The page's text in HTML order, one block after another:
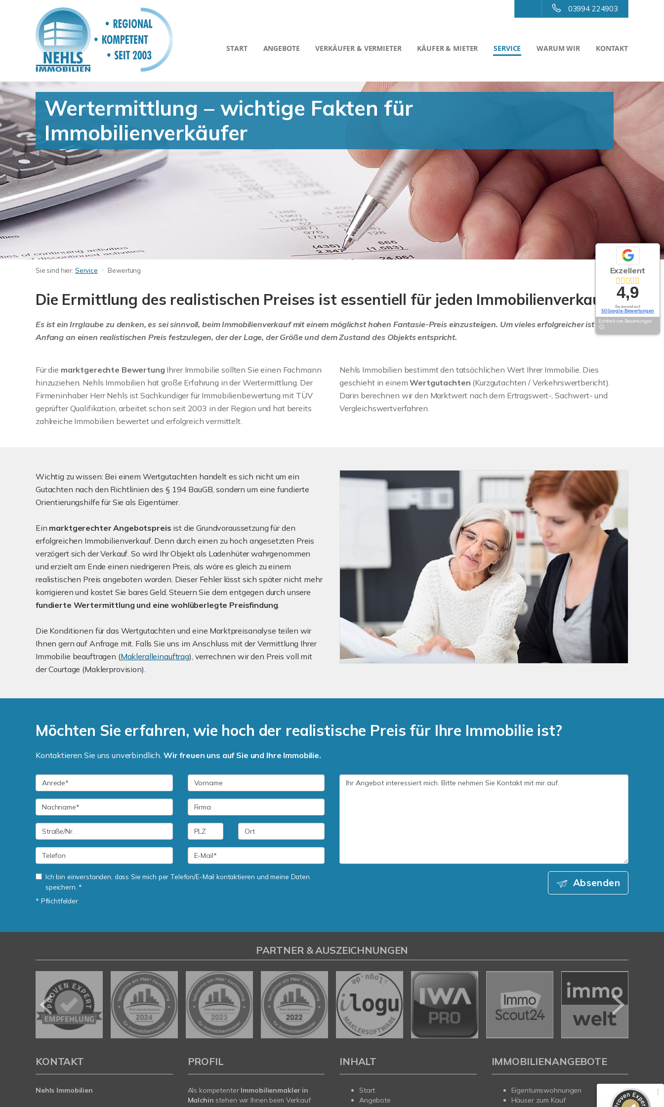
03994 224903
START ANGEBOTE VERKÄUFER & VERMIETER KÄUFER & MIETER SERVICE WARUM WIR KONTAKT
Wertermittlung – wichtige Fakten für
Immobilienverkäufer
Sie sind hier: Service Bewertung
Die Ermittlung des realistischen Preises ist essentiell für jeden Immobilienverkauf.
Es ist ein Irrglaube zu denken, es sei sinnvoll, beim Immobilienverkauf mit einem möglichst hohen Fantasie-Preis einzusteigen. Um vieles erfolgreicher ist es, von
Anfang an einen realistischen Preis festzulegen, der der Lage, der Größe und dem Zustand des Objekts entspricht.
Für die marktgerechte Bewertung Ihrer Immobilie sollten Sie einen Fachmann
hinzuziehen. Nehls Immobilien hat große Erfahrung in der Wertermittlung. Der
Firmeninhaber Herr Nehls ist Sachkundiger für Immobilienbewertung mit TÜV
geprüfter Qualifikation, arbeitet schon seit 2003 in der Region und hat bereits
zahlreiche Immobilien bewertet und erfolgreich vermittelt.
Nehls Immobilien bestimmt den tatsächlichen Wert Ihrer Immobilie. Dies
geschieht in einemWertgutachten (Kurzgutachten / Verkehrswertbericht).
Darin berechnen wir den Marktwert nach dem Ertragswert-, Sachwert- und
Vergleichswertverfahren.
Wichtig zu wissen: Bei einem Wertgutachten handelt es sich nicht um ein
Gutachten nach den Richtlinien des § 194 BauGB, sondern um eine fundierte
Orientierungshilfe für Sie als Eigentümer.
Ein marktgerechter Angebotspreis ist die Grundvoraussetzung für den
erfolgreichen Immobilienverkauf. Denn durch einen zu hoch angesetzten Preis
verzögert sich der Verkauf. So wird Ihr Objekt als Ladenhüter wahrgenommen
und erzielt am Ende einen niedrigeren Preis, als wäre es gleich zu einem
realistischen Preis angeboten worden. Dieser Fehler lässt sich später nicht mehr
korrigieren und kostet Sie bares Geld. Steuern Sie dem entgegen durch unsere
fundierte Wertermittlung und eine wohlüberlegte Preisfindung.
Die Konditionen für das Wertgutachten und eine Marktpreisanalyse teilen wir
Ihnen gern auf Anfrage mit. Falls Sie uns im Anschluss mit der Vermittlung Ihrer
Immobilie beauftragen (Makleralleinauftrag), verrechnen wir den Preis voll mit
der Courtage (Maklerprovision).
Möchten Sie erfahren, wie hoch der realistische Preis für Ihre Immobilie ist?
Kontaktieren Sie uns unverbindlich. Wir freuen uns auf Sie und Ihre Immobilie.
Ich bin einverstanden, dass Sie mich per Telefon/E-Mail kontaktieren und meine Daten
speichern. *
* Pflichtfelder
Absenden
Exzellent
4,9
Basierend auf
50 Google-Bewertungen
Echtheit von Bewertungen
PARTNER & AUSZEICHNUNGEN
KONTAKT
Nehls Immobilien
PROFIL
Als kompetenter Immobilienmakler in
Malchin stehen wir Ihnen beim Verkauf
INHALT
Start
Angebote
IMMOBILIENANGEBOTE
Eigentumswohnungen
Häuser zum Kauf
Kundenbewertungen und Erfahrungen zu
100%
Empfehlungen auf
SEHR GUT